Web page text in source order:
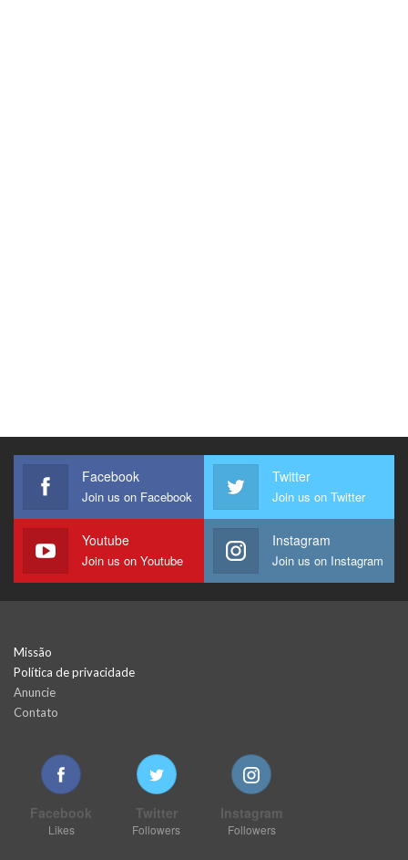
Facebook
Join us on Facebook
Twitter
Join us on Twitter
Youtube
Join us on Youtube
Instagram
Join us on Instagram
Missão
Política de privacidade
Anuncie
Contato
Facebook
Likes
Twitter
Followers
Instagram
Followers